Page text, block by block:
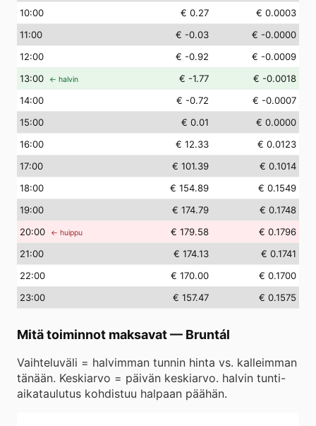
10:00 € 0.27
€ 0.0003
11:00 € -0.03
€ -0.0000
12:00 € -0.92
€ -0.0009
13:00 ← halvin € -1.77
€ -0.0018
14:00 € -0.72
€ -0.0007
15:00 € 0.01
€ 0.0000
16:00 € 12.33
€ 0.0123
17:00 € 101.39
€ 0.1014
18:00 € 154.89
€ 0.1549
19:00 € 174.79
€ 0.1748
20:00 ← huippu € 179.58
€ 0.1796
21:00 € 174.13
€ 0.1741
22:00 € 170.00
€ 0.1700
23:00 € 157.47 € 0.1575
Mitä toiminnot maksavat— Bruntál
Vaihteluväli = halvimman tunnin hinta vs. kalleimman
tänään. Keskiarvo = päivän keskiarvo. halvin tunti-
aikataulutus kohdistuu halpaan päähän.